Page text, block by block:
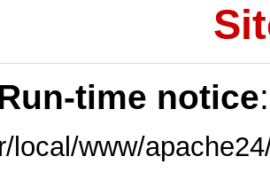
time notice
local/www/